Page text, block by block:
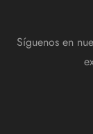
Síguenos en